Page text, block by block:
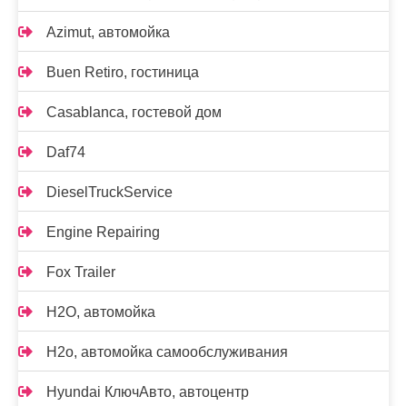
Azimut, автомойка
Buen Retiro, гостиница
Casablanca, гостевой дом
Daf74
DieselTruckService
Engine Repairing
Fox Trailer
H2O, автомойка
H2o, автомойка самообслуживания
Hyundai КлючАвто, автоцентр